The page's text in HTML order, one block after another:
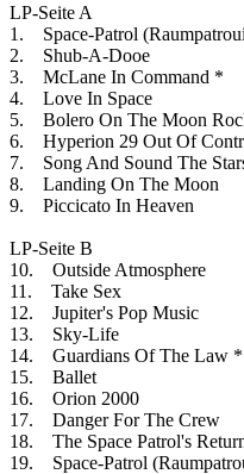
LP-Seite A
1. Space-Patrol
2. Shub-A-Dooe
3. McLane In Command *
4. Love In Space
5. Bolero On The Moon
6. Hyperion 29 Out Of
7. Song And Sound The
8. Landing On The Moon
9. Piccicato In Heaven
LP-Seite B
10. Outside Atmosphere
11. Take Sex
12. Jupiter's Pop Music
13. Sky-Life
14. Guardians Of The Law *
15. Ballet
16. Orion 2000
17. Danger For The Crew
18. The Space Patrol's
19. Space-Patrol